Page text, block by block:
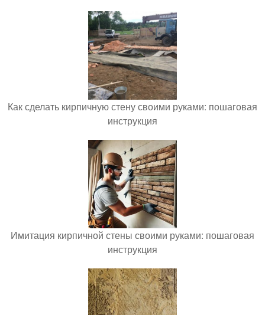
Как сделать кирпичную стену своими руками: пошаговая
инструкция
Имитация кирпичной стены своими руками: пошаговая
инструкция